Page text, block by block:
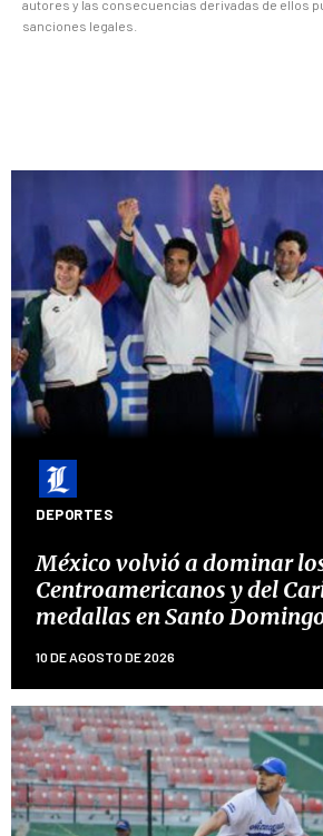
autores y las consecuencias derivadas de ellos
sanciones legales.
DEPORTES
México volvió a dominar
Centroamericanos y del
medallas en Santo
10 DE AGOSTO DE 2026